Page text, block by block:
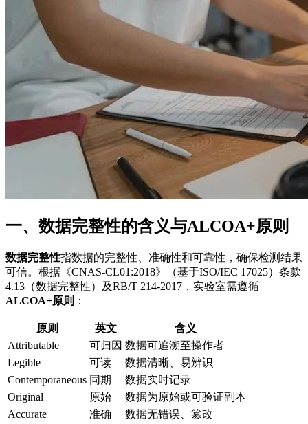
一、数据完整性的含义与ALCOA+原则
数据完整性指数据的完整性、准确性和可靠性，确保检测结果
可信。根据《CNAS-CL01:2018》（基于ISO/IEC 17025）条款
4.13（数据完整性）及RB/T 214-2017，实验室需遵循
ALCOA+原则 ：
原则 英文
含义
Attributable
可归因 数据可追溯至操作者
Legible
可读
数据清晰、易辨识
Contemporaneous 同期
数据实时记录
Original
原始
数据为原始或可验证副本
Accurate
准确
数据无错误、篡改